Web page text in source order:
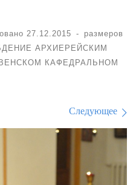
27.12.2015 -
размеров
АРХИЕРЕЙСКИМ
КАФЕДРАЛЬНОМ
Следующее